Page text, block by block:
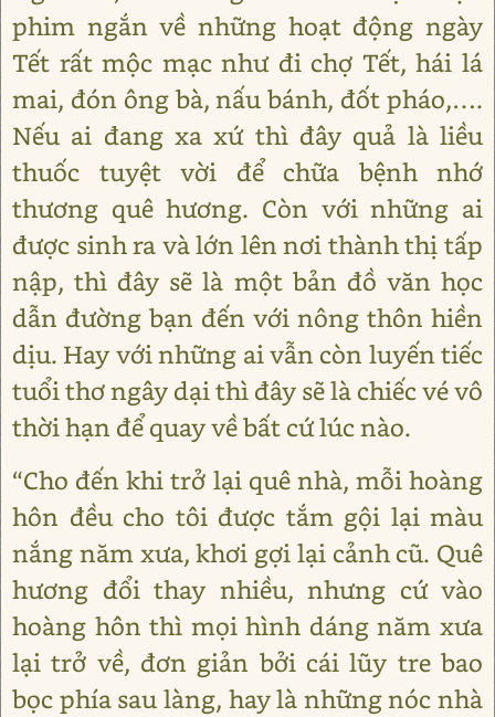
phim ngắn về những hoạt động ngày
Tết rất mộc mạc như đi chợ Tết, hái lá
mai, đón ông bà, nấu bánh, đốt pháo,….
Nếu ai đang xa xứ thì đây quả là liều
thuốc tuyệt vời để chữa bệnh nhớ
thương quê hương. Còn với những ai
được sinh ra và lớn lên nơi thành thị tấp
nập, thì đây sẽ là một bản đồ văn học
dẫn đường bạn đến với nông thôn hiền
dịu. Hay với những ai vẫn còn luyến tiếc
tuổi thơ ngây dại thì đây sẽ là chiếc vé vô
thời hạn để quay về bất cứ lúc nào.
“Cho đến khi trở lại quê nhà, mỗi hoàng
hôn đều cho tôi được tắm gội lại màu
nắng năm xưa, khơi gợi lại cảnh cũ. Quê
hương đổi thay nhiều, nhưng cứ vào
hoàng hôn thì mọi hình dáng năm xưa
lại trở về, đơn giản bởi cái lũy tre bao
bọc phía sau làng, hay là những nóc nhà